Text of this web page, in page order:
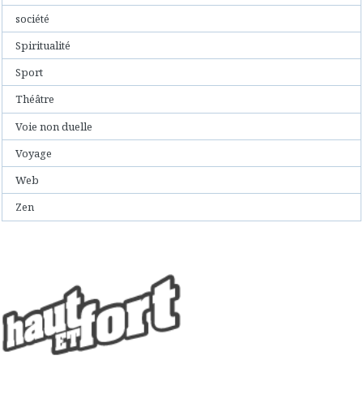
société
Spiritualité
Sport
Théâtre
Voie non duelle
Voyage
Web
Zen